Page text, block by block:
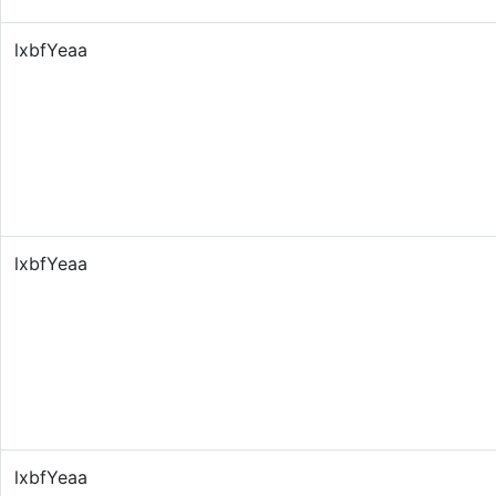
lxbfYeaa
lxbfYeaa
lxbfYeaa